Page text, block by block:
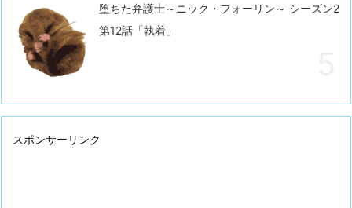
堕ちた弁護士～ニック・フォーリン～ シーズン2
第12話「執着」
スポンサーリンク